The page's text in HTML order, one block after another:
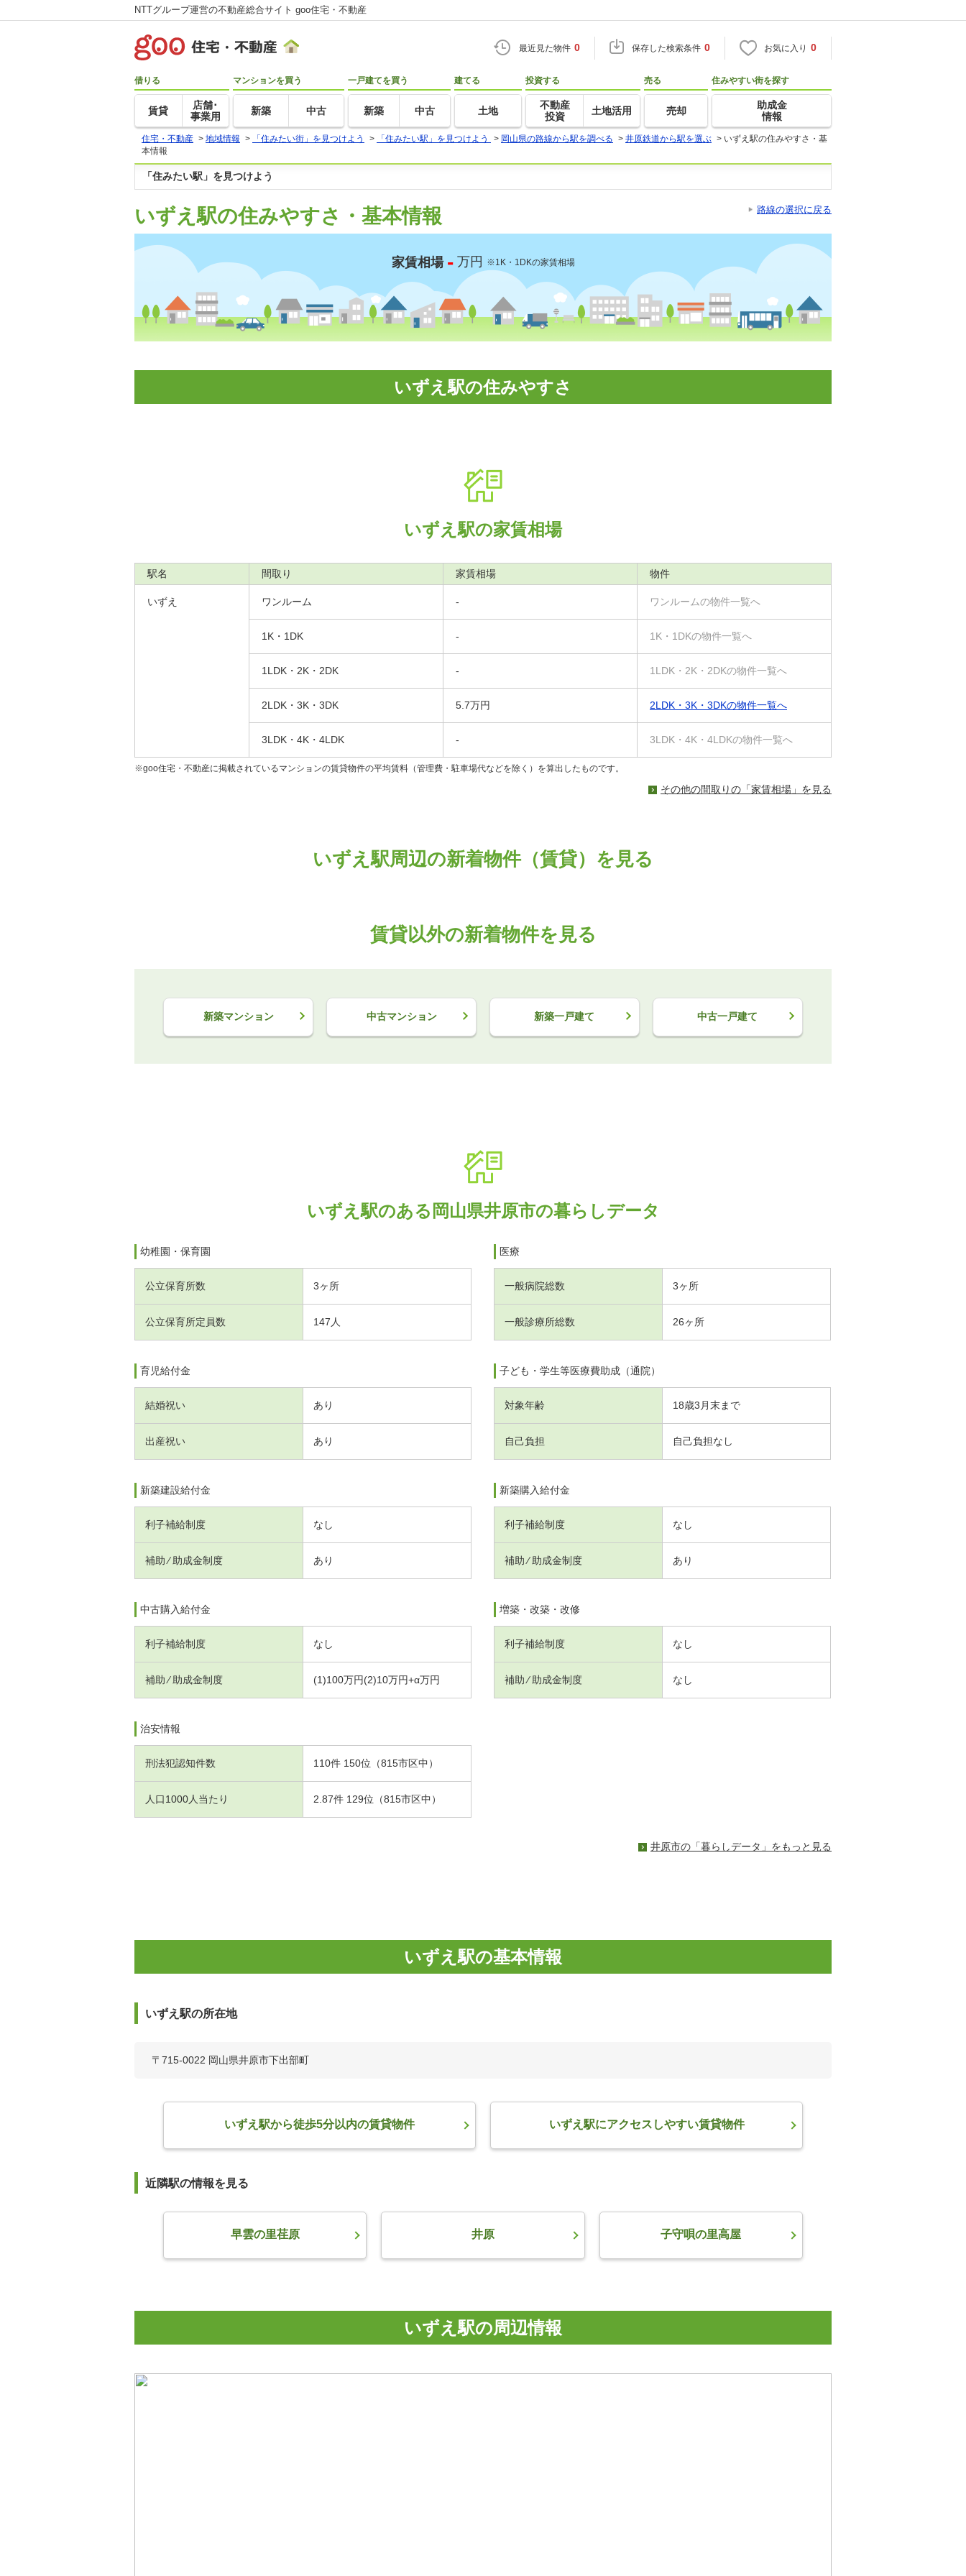
NTTグループ運営の不動産総合サイト goo住宅・不動産
最近見た物件 0 保存した検索条件 0 お気に入り 0
借りる
賃貸
店舗･
事業用
マンションを買う
新築 中古
一戸建てを買う
新築 中古
建てる
土地
投資する
不動産
投資
土地活用
売る
売却
住みやすい街を探す
助成金
情報
住宅・不動産 > 地域情報 > 「住みたい街」を見つけよう > 「住みたい駅」を見つけよう > 岡山県の路線から駅を調べる > 井原鉄道から駅を選ぶ > いずえ駅の住みやすさ・基
本情報
「住みたい駅」を見つけよう
いずえ駅の住みやすさ・基本情報 路線の選択に戻る
家賃相場 -万円 ※1K・1DKの家賃相場
いずえ駅の住みやすさ
いずえ駅の家賃相場
駅名 間取り 家賃相場 物件
いずえ ワンルーム - ワンルームの物件一覧へ
1K・1DK - 1K・1DKの物件一覧へ
1LDK・2K・2DK - 1LDK・2K・2DKの物件一覧へ
2LDK・3K・3DK 5.7万円 2LDK・3K・3DKの物件一覧へ
3LDK・4K・4LDK - 3LDK・4K・4LDKの物件一覧へ
※goo住宅・不動産に掲載されているマンションの賃貸物件の平均賃料（管理費・駐車場代などを除く）を算出したものです。
その他の間取りの「家賃相場」を見る
いずえ駅周辺の新着物件（賃貸）を見る
賃貸以外の新着物件を見る
新築マンション 中古マンション 新築一戸建て 中古一戸建て
いずえ駅のある岡山県井原市の暮らしデータ
幼稚園・保育園
公立保育所数 3ヶ所
公立保育所定員数 147人
医療
一般病院総数 3ヶ所
一般診療所総数 26ヶ所
育児給付金
結婚祝い あり
出産祝い あり
子ども・学生等医療費助成（通院）
対象年齢 18歳3月末まで
自己負担 自己負担なし
新築建設給付金
利子補給制度 なし
補助 ⁄ 助成金制度 あり
新築購入給付金
利子補給制度 なし
補助 ⁄ 助成金制度 あり
中古購入給付金
利子補給制度 なし
補助 ⁄ 助成金制度 (1)100万円(2)10万円+α万円
増築・改築・改修
利子補給制度 なし
補助 ⁄ 助成金制度 なし
治安情報
刑法犯認知件数 110件 150位（815市区中）
人口1000人当たり 2.87件 129位（815市区中）
井原市の「暮らしデータ」をもっと見る
いずえ駅の基本情報
いずえ駅の所在地
〒715-0022 岡山県井原市下出部町
いずえ駅から徒歩5分以内の賃貸物件 いずえ駅にアクセスしやすい賃貸物件
近隣駅の情報を見る
早雲の里荏原 井原 子守唄の里高屋
いずえ駅の周辺情報